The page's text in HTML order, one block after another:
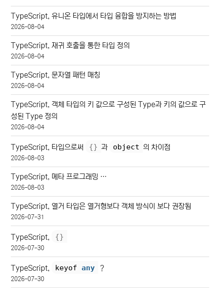
TypeScript, 유니온 타입에서 타입 융합을 방지하는 방법
2026-08-04
TypeScript, 재귀 호출을 통한 타입 정의
2026-08-04
TypeScript, 문자열 패턴 매칭
2026-08-04
TypeScript, 객체 타입의 키 값으로 구성된 Type과 키의 값으로 구
성된 Type 정의
2026-08-04
TypeScript, 타입으로써 {} 과 object 의 차이점
2026-08-03
TypeScript, 메타 프로그래밍 …
2026-08-03
TypeScript, 열거 타입은 열거형보다 객체 방식이 보다 권장됨
2026-07-31
TypeScript, {}
2026-07-30
TypeScript, keyof any ?
2026-07-30